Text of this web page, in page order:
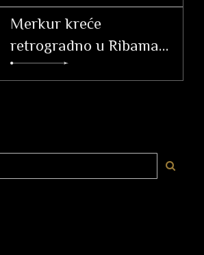
ascendentu
Merkur kreće
retrogradno u Ribama
(26. 2. – 20. 3. 2026.)